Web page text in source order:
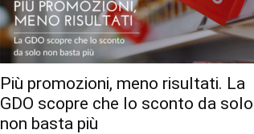
Più promozioni, meno risultati. La
GDO scopre che lo sconto da solo
non basta più